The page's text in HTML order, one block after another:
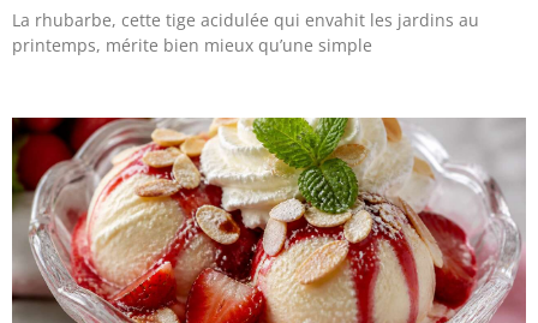
La rhubarbe, cette tige acidulée qui envahit les jardins au
printemps, mérite bien mieux qu’une simple